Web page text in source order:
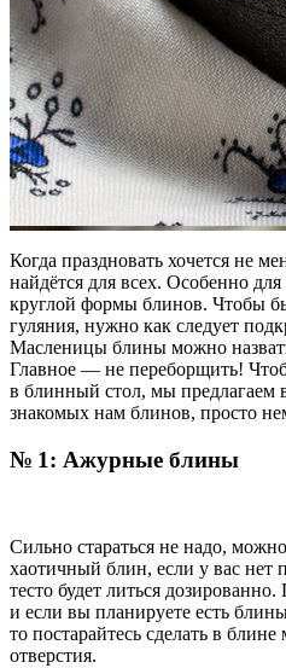
Когда праздновать хочется не
найдётся для всех. Особенно
круглой формы блинов. Чтобы
гуляния, нужно как следует
Масленицы блины можно
Главное — не переборщить!
в блинный стол, мы предлагаем
знакомых нам блинов, просто
№ 1: Ажурные блины
Сильно стараться не надо,
хаотичный блин, если у вас нет
тесто будет литься
и если вы планируете есть
то постарайтесь сделать в
отверстия.